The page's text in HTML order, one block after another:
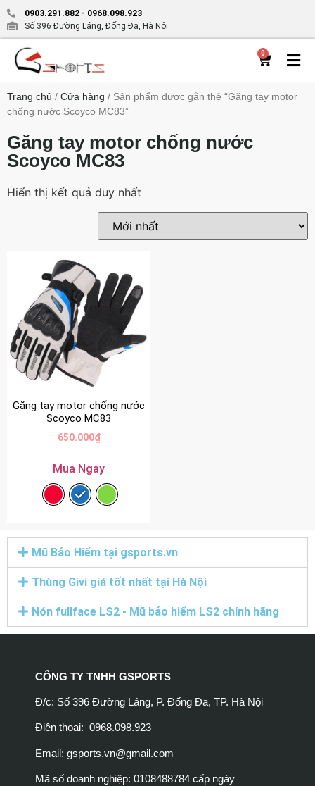
0903.291.882 - 0968.098.923
Số 396 Đường Láng, Đống Đa, Hà Nội
0
Trang chủ / Cửa hàng / Sản phẩm được gắn thẻ “Găng tay motor
chống nước Scoyco MC83”
Găng tay motor chống nước
Scoyco MC83
Hiển thị kết quả duy nhất
Găng tay motor chống nước
Scoyco MC83
650.000₫
Mua Ngay
Mũ Bảo Hiểm tại gsports.vn
Thùng Givi giá tốt nhất tại Hà Nội
Nón fullface LS2 - Mũ bảo hiểm LS2 chính hãng
CÔNG TY TNHH GSPORTS
Đ/c: Số 396 Đường Láng, P. Đống Đa, TP. Hà Nội
Điện thoại: 0968.098.923
Email: gsports.vn@gmail.com
Mã số doanh nghiệp: 0108488784 cấp ngày